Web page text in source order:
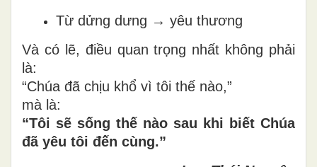
Từ dửng dưng → yêu thương
Và có lẽ, điều quan trọng nhất không phải
là:
“Chúa đã chịu khổ vì tôi thế nào,”
mà là:
“Tôi sẽ sống thế nào sau khi biết Chúa
đã yêu tôi đến cùng.”